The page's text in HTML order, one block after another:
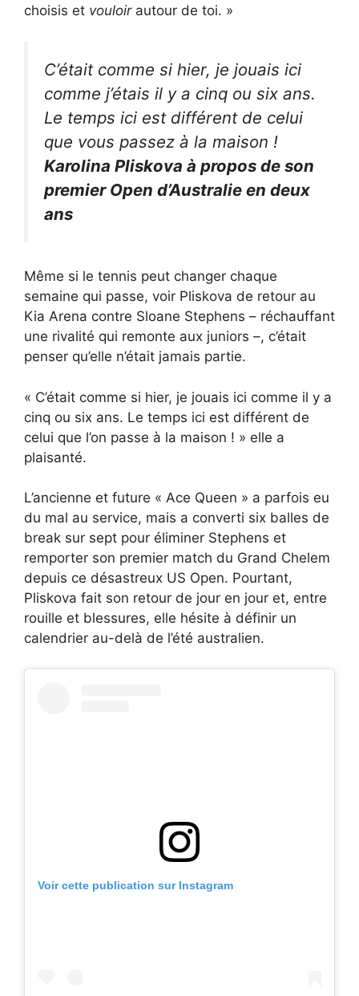
choisis et vouloirautour de toi. »
C’était comme si hier, je jouais ici
comme j’étais il y a cinq ou six ans.
Le temps ici est différent de celui
que vous passez à la maison !
Karolina Pliskova à propos de son
premier Open d’Australie en deux
ans
Même si le tennis peut changer chaque
semaine qui passe, voir Pliskova de retour au
Kia Arena contre Sloane Stephens – réchauffant
une rivalité qui remonte aux juniors –, c’était
penser qu’elle n’était jamais partie.
« C’était comme si hier, je jouais ici comme il y a
cinq ou six ans. Le temps ici est différent de
celui que l’on passe à la maison ! » elle a
plaisanté.
L’ancienne et future « Ace Queen » a parfois eu
du mal au service, mais a converti six balles de
break sur sept pour éliminer Stephens et
remporter son premier match du Grand Chelem
depuis ce désastreux US Open. Pourtant,
Pliskova fait son retour de jour en jour et, entre
rouille et blessures, elle hésite à définir un
calendrier au-delà de l’été australien.
Voir cette publication sur Instagram